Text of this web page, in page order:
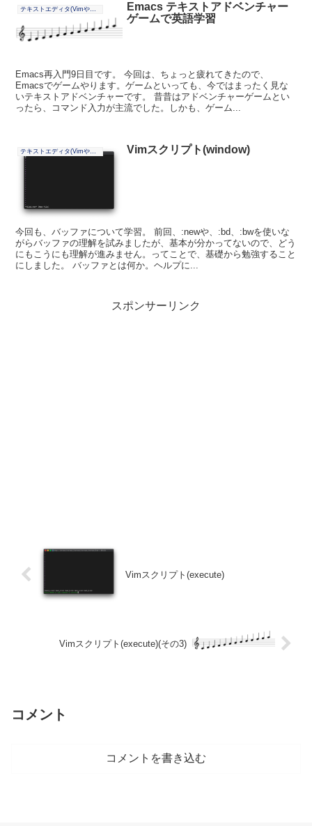
テキストエディタ(Vimやその他)
Emacs テキストアドベンチャー
ゲームで英語学習
Emacs再入門9日目です。 今回は、ちょっと疲れてきたので、
Emacsでゲームやります。ゲームといっても、今ではまったく見な
いテキストアドベンチャーです。 昔昔はアドベンチャーゲームとい
ったら、コマンド入力が主流でした。しかも、ゲーム...
テキストエディタ(Vimやその他) Vimスクリプト(window)
今回も、バッファについて学習。 前回、:newや、:bd、:bwを使いな
がらバッファの理解を試みましたが、基本が分かってないので、どう
にもこうにも理解が進みません。ってことで、基礎から勉強すること
にしました。 バッファとは何か。ヘルプに...
スポンサーリンク
Vimスクリプト(execute)
Vimスクリプト(execute)(その3)
コメント
コメントを書き込む